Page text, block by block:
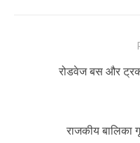
navigation
Previous
रोडवेज बस और
Next
राजकीय बालिका